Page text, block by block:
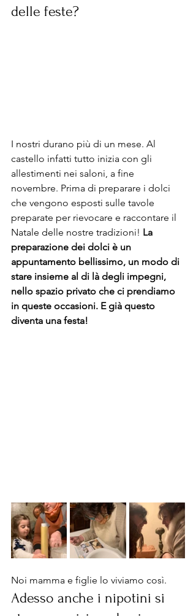
delle feste?
I nostri durano più di un mese. Al
castello infatti tutto inizia con gli
allestimenti nei saloni, a fine
novembre. Prima di preparare i dolci
che vengono esposti sulle tavole
preparate per rievocare e raccontare il
Natale delle nostre tradizioni! La
preparazione dei dolci è un
appuntamento bellissimo, un modo di
stare insieme al di là degli impegni,
nello spazio privato che ci prendiamo
in queste occasioni. E già questo
diventa una festa!
Noi mamma e figlie lo viviamo così.
Adesso anche i nipotini si